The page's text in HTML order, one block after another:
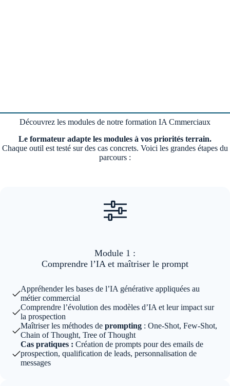
Découvrez les modules de notre formation IA Cmmerciaux
Le formateur adapte les modules à vos priorités terrain.
Chaque outil est testé sur des cas concrets. Voici les grandes étapes du
parcours :
Module 1 :
Comprendre l’IA et maîtriser le prompt
Appréhender les bases de l’IA générative appliquées au
métier commercial
Comprendre l’évolution des modèles d’IA et leur impact sur
la prospection
Maîtriser les méthodes de prompting : One-Shot, Few-Shot,
Chain of Thought, Tree of Thought
Cas pratiques : Création de prompts pour des emails de
prospection, qualification de leads, personnalisation de
messages